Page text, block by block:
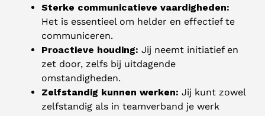
Sterke communicatieve vaardigheden:
Het is essentieel om helder en effectief te
communiceren.
Proactieve houding: Jij neemt initiatief en
zet door, zelfs bij uitdagende
omstandigheden.
Zelfstandig kunnen werken: Jij kunt zowel
zelfstandig als in teamverband je werk